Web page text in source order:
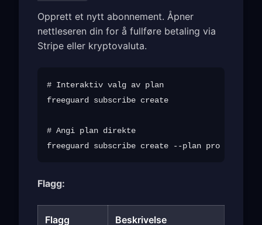
Opprett et nytt abonnement. Åpner
nettleseren din for å fullføre betaling via
Stripe eller kryptovaluta.
# Interaktiv valg av plan
freeguard subscribe create
# Angi plan direkte
freeguard subscribe create --plan pro --email
Flagg:
Flagg Beskrivelse